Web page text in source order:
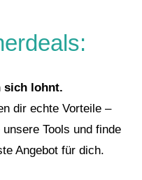
sich lohnt.
dir echte Vorteile –
Tools und finde
Angebot für dich.